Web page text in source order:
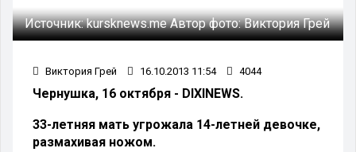
Источник:kursknews.meАвтор фото:Виктория Грей
Виктория Грей 16.10.2013 11:54 4044
Чернушка, 16 октября - DIXINEWS.
33-летняя мать угрожала 14-летней девочке,
размахивая ножом.